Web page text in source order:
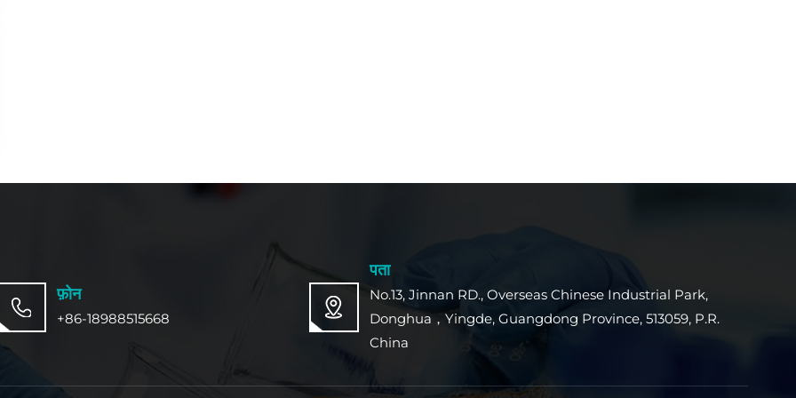
फ़ोन
+86-18988515668
पता
No.13, Jinnan RD., Overseas Chinese Industrial Park,
Donghua，Yingde, Guangdong Province, 513059, P.R.
China